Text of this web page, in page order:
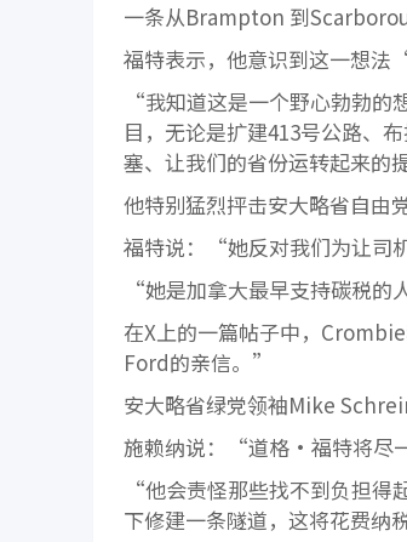
一条从Brampton 到
福特表示，他意识到这一想法
“我知道这是一个野心勃勃的
目，无论是扩建413号公路、
塞、让我们的省份运转起来的
他特别猛烈抨击安大略省自由
福特说：“她反对我们为让司
“她是加拿大最早支持碳税
在X上的一篇帖子中，
Ford的亲信。”
安大略省绿党领袖Mike
施赖纳说：“道格·福特将尽
“他会责怪那些找不到负担得
下修建一条隧道，这将花费纳